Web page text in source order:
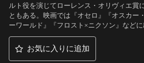
ルト役を演じてローレンス・オリヴィエ賞
ともある。映画では『オセロ』『オスカー
ーワールド』『フロスト×ニクソン』などに
お気に入りに追加